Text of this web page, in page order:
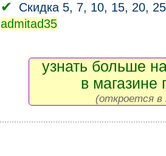
Скидка 5, 7, 10, 15, 20,
admitad35
узнать больше
в магазине
(откроется в